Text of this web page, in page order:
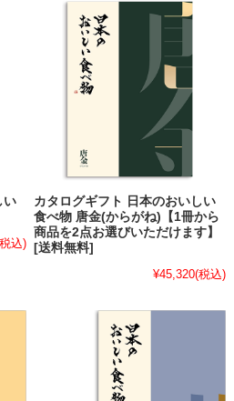
い
込)
カタログギフト 日本のおいしい
食べ物 唐金(からがね)【1冊から
商品を2点お選びいただけます】
[送料無料]
¥45,320(税込)